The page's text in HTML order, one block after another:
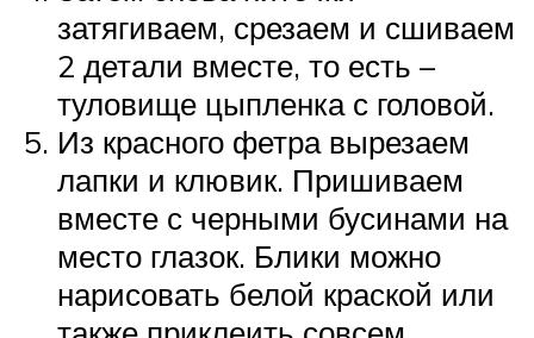
затягиваем, срезаем и сшиваем
2 детали вместе, то есть –
туловище цыпленка с головой.
Из красного фетра вырезаем
лапки и клювик. Пришиваем
вместе с черными бусинами на
место глазок. Блики можно
нарисовать белой краской или